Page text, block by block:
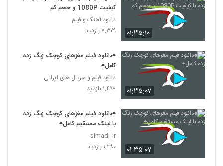
۰۱:۳۵:۱۰
کیفیت 1080P و حجم کم
دانلود آهنگ و فیلم
۷,۳۷۹ بازدید
۰۱:۳۵:۰۷
♠دانلود فیلم مغزهای کوچک زنگ زده
کامل♠
دانلود فیلم و سریال های ایرانی
۱,۴۷۸ بازدید
۰۱:۳۵:۰۷
♠دانلود فیلم مغزهای کوچک زنگ زده
با لینک مستقیم کامل♠
simadl_ir
۱,۳۸۰ بازدید